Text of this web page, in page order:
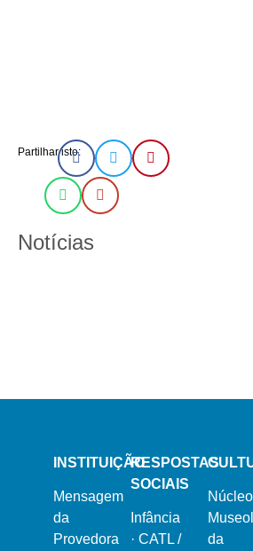
Partilhar isto:
Notícias
INSTITUIÇÃO
Mensagem
da
Provedora
RESPOSTAS
SOCIAIS
Infância
· CATL /
Núcleo
da